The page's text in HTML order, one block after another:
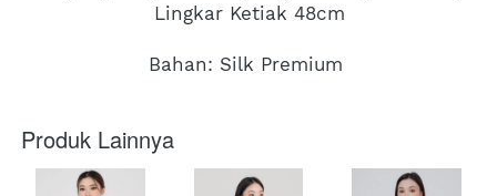
Lingkar Ketiak 48cm
Bahan: Silk Premium
Produk Lainnya